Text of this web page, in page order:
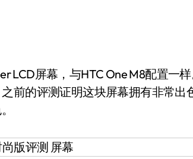
屏幕，与HTC One M8配置一
前的评测证明这块屏幕拥有非常出